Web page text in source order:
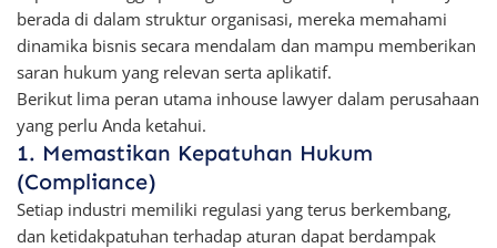
berada di dalam struktur organisasi, mereka memahami
dinamika bisnis secara mendalam dan mampu memberikan
saran hukum yang relevan serta aplikatif.
Berikut lima peran utama inhouse lawyer dalam perusahaan
yang perlu Anda ketahui.
1. Memastikan Kepatuhan Hukum
(Compliance)
Setiap industri memiliki regulasi yang terus berkembang,
dan ketidakpatuhan terhadap aturan dapat berdampak